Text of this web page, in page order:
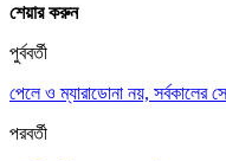
শেয়ার করুন
পুর্ববর্তী
পেলে ও ম্যারাডোনা নয়, সর্বকালের
পরবর্তী